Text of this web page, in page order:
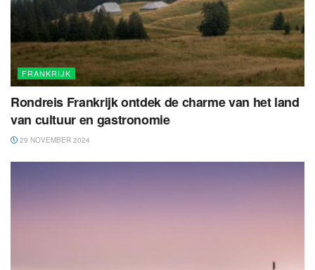
FRANKRIJK
Rondreis Frankrijk ontdek de charme van het land
van cultuur en gastronomie
29 NOVEMBER 2024